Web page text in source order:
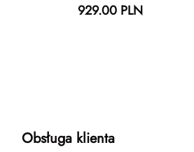
929.00 PLN
Obsługa klienta